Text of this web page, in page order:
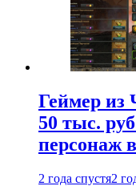
Геймер из
50 тыс.
персонаж
2 года спустя2